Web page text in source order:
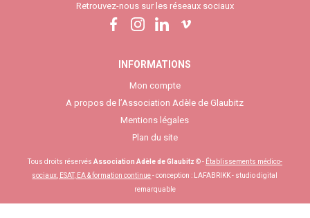
Retrouvez-nous sur les réseaux sociaux
INFORMATIONS
Mon compte
A propos de l’Association Adèle de Glaubitz
Mentions légales
Plan du site
Tous droits réservés Association Adèle de Glaubitz © - Établissements médico-
sociaux, ESAT, EA & formation continue- conception :
LAFABRIKK - studio digital
remarquable